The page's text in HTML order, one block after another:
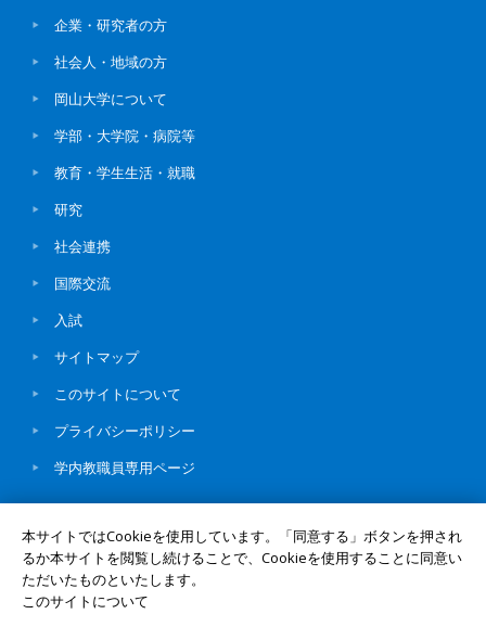
企業・研究者の方
社会人・地域の方
岡山大学について
学部・大学院・病院等
教育・学生生活・就職
研究
社会連携
国際交流
入試
サイトマップ
このサイトについて
プライバシーポリシー
学内教職員専用ページ
© Okayama University
本サイトではCookieを使用しています。「同意する」ボタンを押され
るか本サイトを閲覧し続けることで、Cookieを使用することに同意い
ただいたものといたします。
このサイトについて